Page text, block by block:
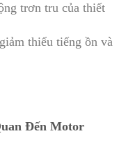
trơn tru của thiết
thiểu tiếng ồn và
Đến Motor